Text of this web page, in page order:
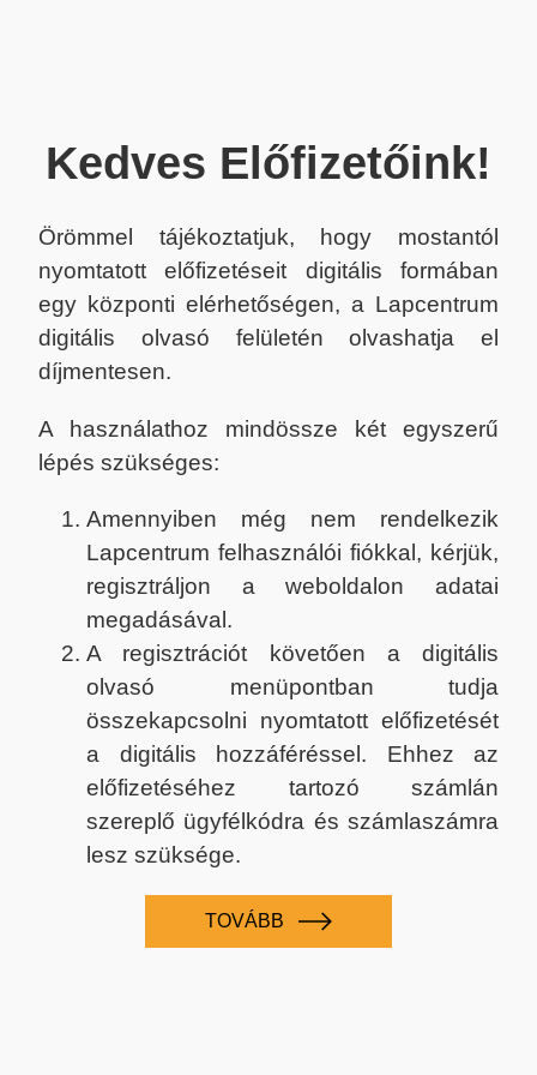
Kedves Előfizetőink!
Örömmel tájékoztatjuk, hogy mostantól
nyomtatott előfizetéseit digitális formában
egy központi elérhetőségen, a Lapcentrum
digitális olvasó felületén olvashatja el
díjmentesen.
A használathoz mindössze két egyszerű
lépés szükséges:
Amennyiben még nem rendelkezik
Lapcentrum felhasználói fiókkal, kérjük,
regisztráljon a weboldalon adatai
megadásával.
A regisztrációt követően a digitális
olvasó menüpontban tudja
összekapcsolni nyomtatott előfizetését
a digitális hozzáféréssel. Ehhez az
előfizetéséhez tartozó számlán
szereplő ügyfélkódra és számlaszámra
lesz szüksége.
TOVÁBB